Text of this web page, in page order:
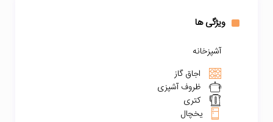
ویژگی ها
آشپزخانه
اجاق گاز
ظروف آشپزی
کتری
یخچال